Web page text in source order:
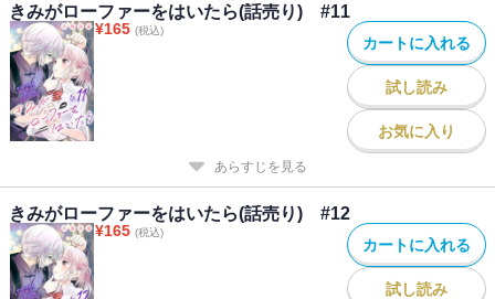
きみがローファーをはいたら(話売り) #11
¥165 (税込)
カートに入れる
試し読み
お気に入り
あらすじを見る
きみがローファーをはいたら(話売り) #12
¥165 (税込)
カートに入れる
試し読み